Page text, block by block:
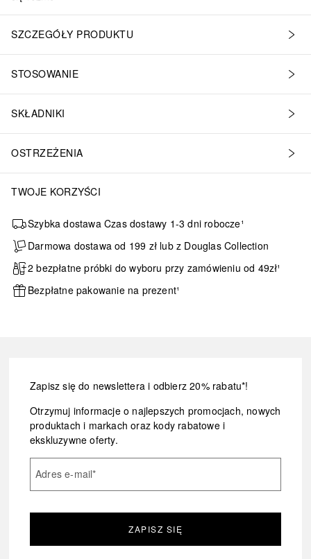
SZCZEGÓŁY PRODUKTU
STOSOWANIE
SKŁADNIKI
OSTRZEŻENIA
TWOJE KORZYŚCI
Szybka dostawa Czas dostawy 1-3 dni robocze¹
Darmowa dostawa od 199 zł lub z Douglas Collection
2 bezpłatne próbki do wyboru przy zamówieniu od 49zł¹
Bezpłatne pakowanie na prezent¹
Zapisz się do newslettera i odbierz 20% rabatu*!
Otrzymuj informacje o najlepszych promocjach, nowych
produktach i markach oraz kody rabatowe i
ekskluzywne oferty.
Adres e-mail*
ZAPISZ SIĘ